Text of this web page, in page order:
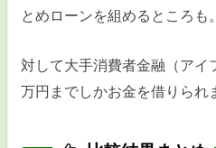
とめローンを組めるところも。
対して大手消費者金融（ア
万円までしかお金を借りられ